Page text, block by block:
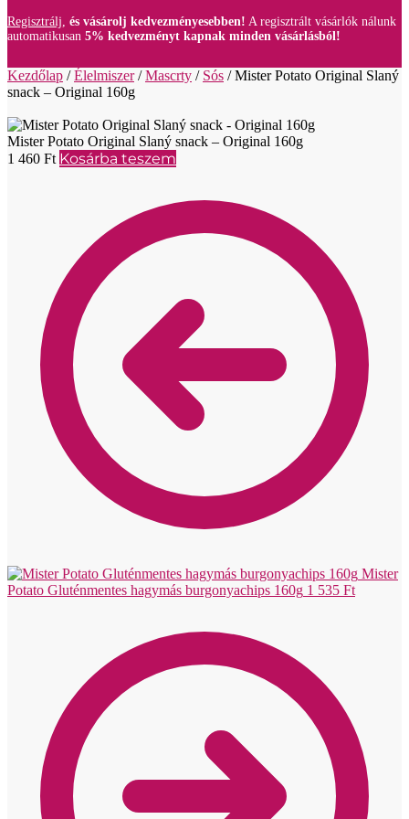
Regisztrálj, és vásárolj kedvezményesebben! A regisztrált vásárlók nálunk
automatikusan 5% kedvezményt kapnak minden vásárlásból!
Kezdőlap /Élelmiszer/Mascrty / Sós /Mister Potato Original Slaný
snack – Original 160g
Mister Potato Original Slaný snack – Original 160g
1 460 Ft Kosárba teszem
Mister
Potato Gluténmentes hagymás burgonyachips 160g 1 535 Ft